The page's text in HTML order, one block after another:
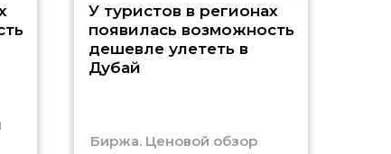
У туристов в регионах
появилась возможность
дешевле улететь в
Дубай
Биржа. Ценовой обзор